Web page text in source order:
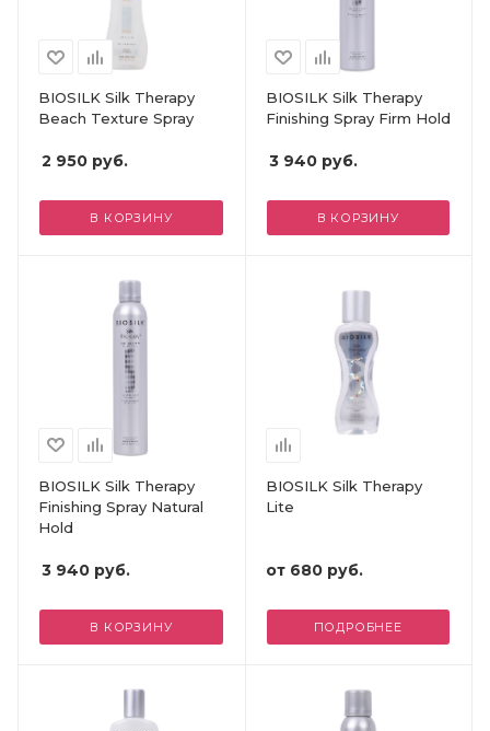
BIOSILK Silk Therapy
Beach Texture Spray
2 950 руб.
В КОРЗИНУ
BIOSILK Silk Therapy
Finishing Spray Firm Hold
3 940руб.
В КОРЗИНУ
BIOSILK Silk Therapy
Finishing Spray Natural
Hold
3 940 руб.
В КОРЗИНУ
BIOSILK Silk Therapy
Lite
от 680 руб.
ПОДРОБНЕЕ